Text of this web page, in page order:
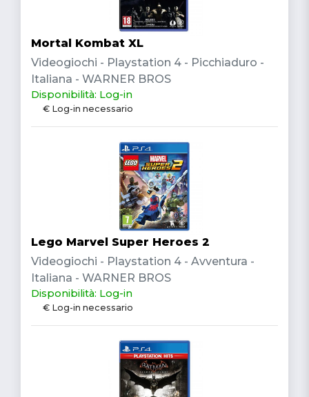
Mortal Kombat XL
Videogiochi - Playstation 4 - Picchiaduro -
Italiana - WARNER BROS
Disponibilità: Log-in
€ Log-in necessario
Lego Marvel Super Heroes 2
Videogiochi - Playstation 4 - Avventura -
Italiana - WARNER BROS
Disponibilità: Log-in
€ Log-in necessario